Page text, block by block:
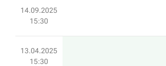
14.09.2025
15:30
13.04.2025
15:30